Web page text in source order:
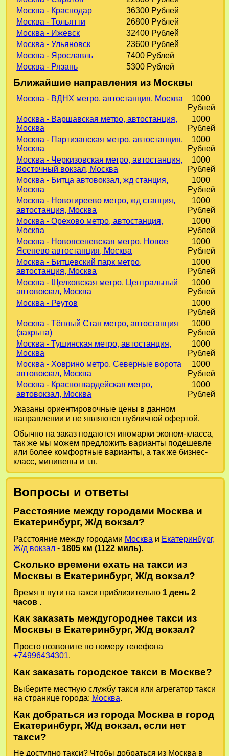
Москва - Краснодар
36300 Рублей
Москва - Тольятти
26800 Рублей
Москва - Ижевск
32400 Рублей
Москва - Ульяновск
23600 Рублей
Москва - Ярославль
7400 Рублей
Москва - Рязань
5300 Рублей
Ближайшие направления из Москвы
Москва - ВДНХ метро, автостанция, Москва
1000
Рублей
Москва - Варшавская метро, автостанция,
Москва
1000
Рублей
Москва - Партизанская метро, автостанция,
Москва
1000
Рублей
Москва - Черкизовская метро, автостанция,
Восточный вокзал, Москва
1000
Рублей
Москва - Битца автовокзал, жд станция,
Москва
1000
Рублей
Москва - Новогиреево метро, жд станция,
автостанция, Москва
1000
Рублей
Москва - Орехово метро, автостанция,
Москва
1000
Рублей
Москва - Новоясеневская метро, Новое
Ясенево автостанция, Москва
1000
Рублей
Москва - Битцевский парк метро,
автостанция, Москва
1000
Рублей
Москва - Щелковская метро, Центральный
автовокзал, Москва
1000
Рублей
Москва - Реутов
1000
Рублей
Москва - Тёплый Стан метро, автостанция
(закрыта)
1000
Рублей
Москва - Тушинская метро, автостанция,
Москва
1000
Рублей
Москва - Ховрино метро, Северные ворота
автовокзал, Москва
1000
Рублей
Москва - Красногвардейская метро,
автовокзал, Москва
1000
Рублей
Указаны ориентировочные цены в данном
направлении и не являются публичной офертой.
Обычно на заказ подаются иномарки эконом-класса,
так же мы можем предложить варианты подешевле
или более комфортные варианты, а так же бизнес-
класс, минивены и т.п.
Вопросы и ответы
Расстояние между городами Москва и
Екатеринбург, Ж/д вокзал?
Расстояние между городами Москва и Екатеринбург,
Ж/д вокзал- 1805 км (1122 миль).
Сколько времени ехать на такси из
Москвы в Екатеринбург, Ж/д вокзал?
Время в пути на такси приблизительно 1 день 2
часов .
Как заказать междугороднее такси из
Москвы в Екатеринбург, Ж/д вокзал?
Просто позвоните по номеру телефона
+74996434301.
Как заказать городское такси в Москве?
Выберите местную службу такси или агрегатор такси
на странице города: Москва.
Как добраться из города Москва в город
Екатеринбург, Ж/д вокзал, если нет
такси?
Не доступно такси? Чтобы добраться из Москва в